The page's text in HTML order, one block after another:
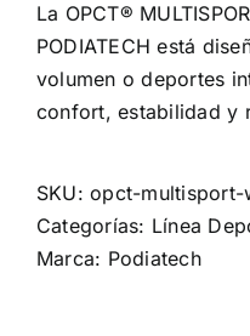
La OPCT®
PODIATECH está
volumen o deportes
confort, estabilidad y
SKU:opct-multisport-
Categorías: Línea
Marca: Podiatech